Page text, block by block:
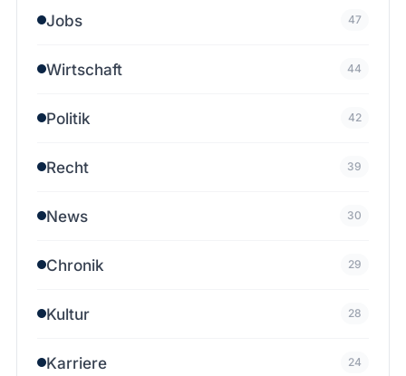
Jobs 47
Wirtschaft 44
Politik 42
Recht 39
News 30
Chronik 29
Kultur 28
Karriere 24